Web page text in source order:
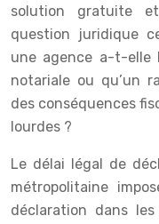
solution gratuite
question juridique
une agence a-t-elle
notariale ou qu’un
des conséquences
lourdes ?
Le délai légal de
métropolitaine
déclaration dans